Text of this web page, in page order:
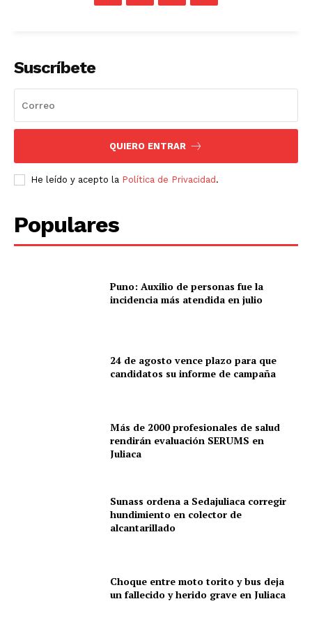
Suscríbete
QUIERO ENTRAR
He leído y acepto la Política de Privacidad.
Populares
Puno: Auxilio de personas fue la
incidencia más atendida en julio
24 de agosto vence plazo para que
candidatos su informe de campaña
Más de 2000 profesionales de salud
rendirán evaluación SERUMS en
Juliaca
Sunass ordena a Sedajuliaca corregir
hundimiento en colector de
alcantarillado
Choque entre moto torito y bus deja
un fallecido y herido grave en Juliaca